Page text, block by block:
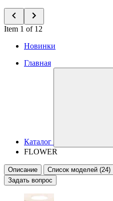
Item 1 of 12
Новинки
Главная
Каталог
FLOWER
Описание
Список моделей (24)
Задать вопрос